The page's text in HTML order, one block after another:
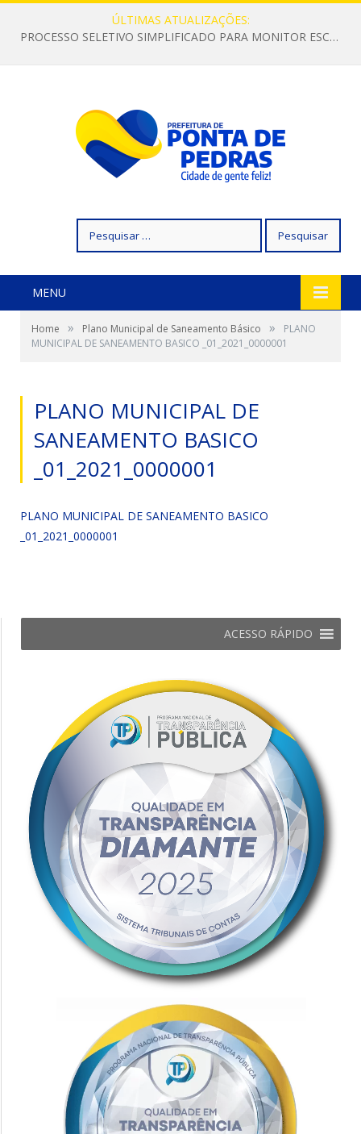
ÚLTIMAS ATUALIZAÇÕES:
PROCESSO SELETIVO SIMPLIFICADO PARA MONITOR ESCOLAR
por:
MENU
Home » Plano Municipal de Saneamento Básico »
PLANO
MUNICIPAL DE SANEAMENTO BASICO _01_2021_0000001
PLANO MUNICIPAL DE
SANEAMENTO BASICO
_01_2021_0000001
PLANO MUNICIPAL DE SANEAMENTO BASICO
_01_2021_0000001
ACESSO RÁPIDO